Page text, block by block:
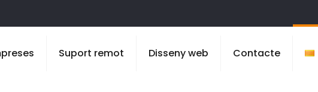
Suport remot Disseny web Contacte